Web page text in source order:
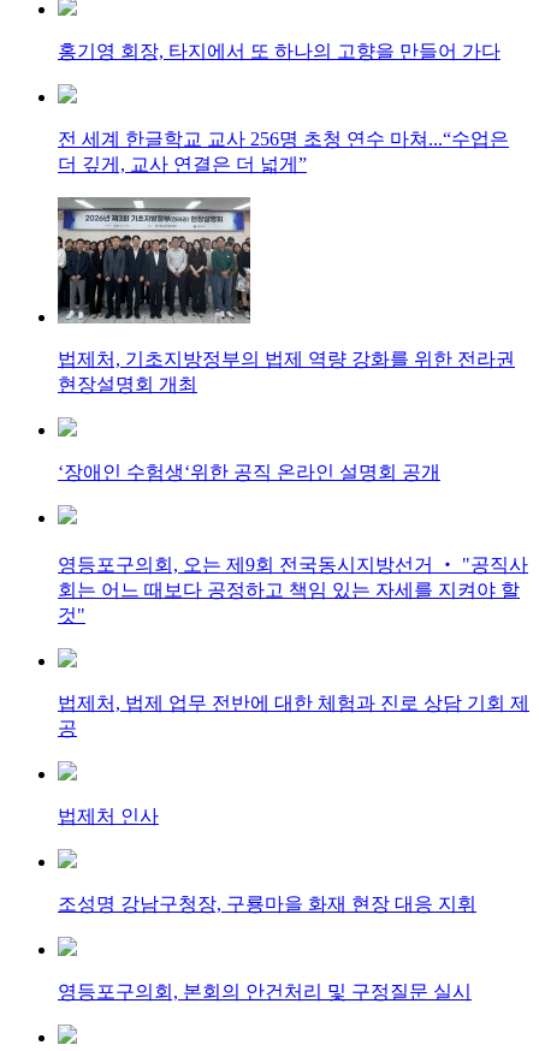
홍기영 회장, 타지에서 또 하나의 고향을 만들어 가다
전 세계 한글학교 교사 256명 초청 연수 마쳐...“수업은
더 깊게, 교사 연결은 더 넓게”
법제처, 기초지방정부의 법제 역량 강화를 위한 전라권
현장설명회 개최
‘장애인 수험생‘위한 공직 온라인 설명회 공개
영등포구의회, 오는 제9회 전국동시지방선거 ‧ "공직사
회는 어느 때보다 공정하고 책임 있는 자세를 지켜야 할
것"
법제처, 법제 업무 전반에 대한 체험과 진로 상담 기회 제
공
법제처 인사
조성명 강남구청장, 구룡마을 화재 현장 대응 지휘
영등포구의회, 본회의 안건처리 및 구정질문 실시